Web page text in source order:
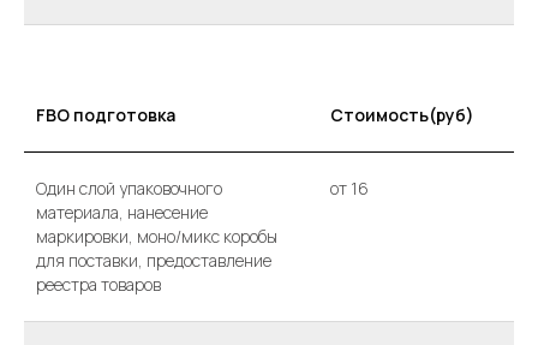
FBO подготовка Стоимость(руб)
Один слой упаковочного
материала, нанесение
маркировки, моно/микс коробы
для поставки, предоставление
реестра товаров
от 16